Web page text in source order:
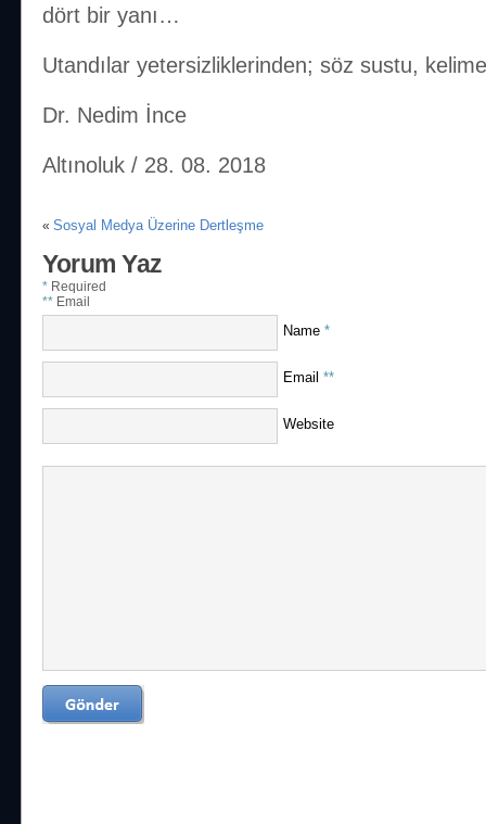
dört bir yanı…
Utandılar yetersizliklerinden; söz sustu,
Dr. Nedim İnce
Altınoluk / 28. 08. 2018
« Sosyal Medya Üzerine Dertleşme
Yorum Yaz
* Required
** Email
Name *
Email **
Website